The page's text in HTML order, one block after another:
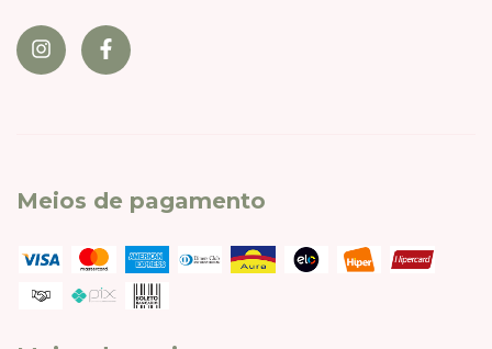
Meios de pagamento